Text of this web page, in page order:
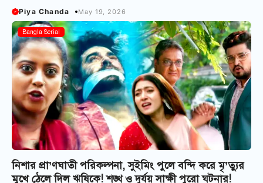
Piya Chanda May 19, 2026
Bangla Serial
নিশার প্রা’ণঘাতী পরিকল্পনা, সুইমিং পুলে বন্দি করে মৃ’ত্যুর
মুখে ঠেলে দিল ঋষিকে! শঙ্খ ও দুর্যয় সাক্ষী পুরো ঘটনার!